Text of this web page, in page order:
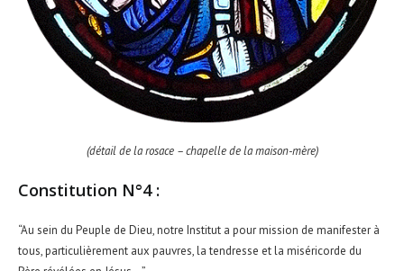
(détail de la rosace – chapelle de la maison-mère)
Constitution N°4 :
“Au sein du Peuple de Dieu, notre Institut a pour mission de manifester à
tous, particulièrement aux pauvres, la tendresse et la miséricorde du